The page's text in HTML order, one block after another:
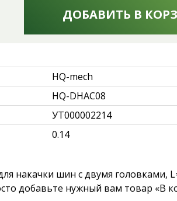
ДОБАВИТЬ В
HQ-mech
HQ-DHAC08
УТ000002214
0.14
накачки шин с двумя головками,
добавьте нужный вам товар «В